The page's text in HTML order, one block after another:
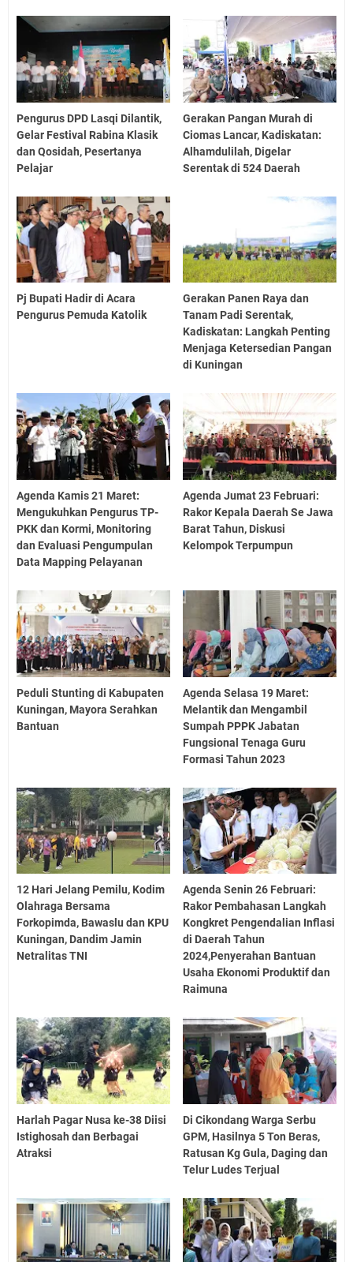
Pengurus DPD Lasqi Dilantik,
Gelar Festival Rabina Klasik
dan Qosidah, Pesertanya
Pelajar
Gerakan Pangan Murah di
Ciomas Lancar, Kadiskatan:
Alhamdulilah, Digelar
Serentak di 524 Daerah
Pj Bupati Hadir di Acara
Pengurus Pemuda Katolik
Gerakan Panen Raya dan
Tanam Padi Serentak,
Kadiskatan: Langkah Penting
Menjaga Ketersedian Pangan
di Kuningan
Agenda Kamis 21 Maret:
Mengukuhkan Pengurus TP-
PKK dan Kormi, Monitoring
dan Evaluasi Pengumpulan
Data Mapping Pelayanan
Agenda Jumat 23 Februari:
Rakor Kepala Daerah Se Jawa
Barat Tahun, Diskusi
Kelompok Terpumpun
Peduli Stunting di Kabupaten
Kuningan, Mayora Serahkan
Bantuan
Agenda Selasa 19 Maret:
Melantik dan Mengambil
Sumpah PPPK Jabatan
Fungsional Tenaga Guru
Formasi Tahun 2023
12 Hari Jelang Pemilu, Kodim
Olahraga Bersama
Forkopimda, Bawaslu dan KPU
Kuningan, Dandim Jamin
Netralitas TNI
Agenda Senin 26 Februari:
Rakor Pembahasan Langkah
Kongkret Pengendalian Inflasi
di Daerah Tahun
2024,Penyerahan Bantuan
Usaha Ekonomi Produktif dan
Raimuna
Harlah Pagar Nusa ke-38 Diisi
Istighosah dan Berbagai
Atraksi
Di Cikondang Warga Serbu
GPM, Hasilnya 5 Ton Beras,
Ratusan Kg Gula, Daging dan
Telur Ludes Terjual